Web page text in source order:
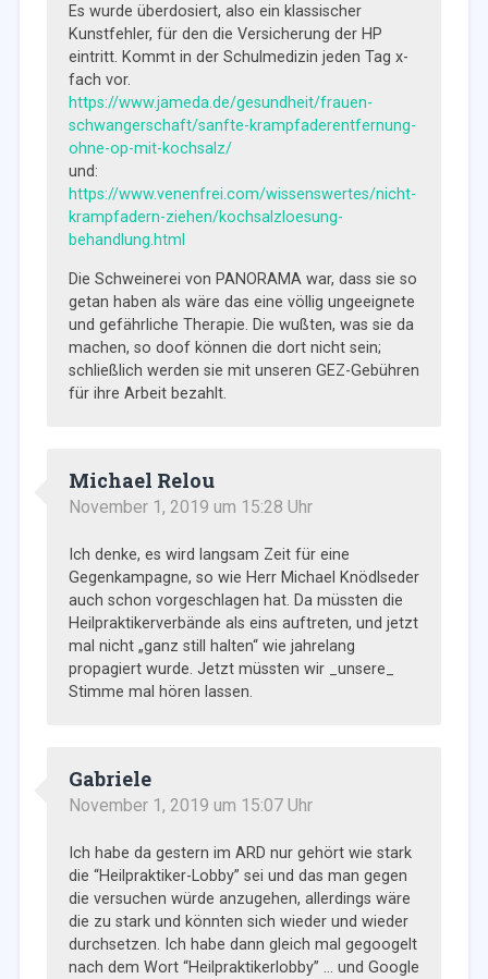
Es wurde überdosiert, also ein klassischer
Kunstfehler, für den die Versicherung der HP
eintritt. Kommt in der Schulmedizin jeden Tag x-
fach vor.
https://www.jameda.de/gesundheit/frauen-
schwangerschaft/sanfte-krampfaderentfernung-
ohne-op-mit-kochsalz/
und:
https://www.venenfrei.com/wissenswertes/nicht-
krampfadern-ziehen/kochsalzloesung-
behandlung.html
Die Schweinerei von PANORAMA war, dass sie so
getan haben als wäre das eine völlig ungeeignete
und gefährliche Therapie. Die wußten, was sie da
machen, so doof können die dort nicht sein;
schließlich werden sie mit unseren GEZ-Gebühren
für ihre Arbeit bezahlt.
Michael Relou
November 1, 2019 um 15:28 Uhr
Ich denke, es wird langsam Zeit für eine
Gegenkampagne, so wie Herr Michael Knödlseder
auch schon vorgeschlagen hat. Da müssten die
Heilpraktikerverbände als eins auftreten, und jetzt
mal nicht „ganz still halten“ wie jahrelang
propagiert wurde. Jetzt müssten wir _unsere_
Stimme mal hören lassen.
Gabriele
November 1, 2019 um 15:07 Uhr
Ich habe da gestern im ARD nur gehört wie stark
die “Heilpraktiker-Lobby” sei und das man gegen
die versuchen würde anzugehen, allerdings wäre
die zu stark und könnten sich wieder und wieder
durchsetzen. Ich habe dann gleich mal gegoogelt
nach dem Wort “Heilpraktikerlobby” … und Google